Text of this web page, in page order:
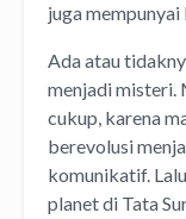
juga
Ada atau
menjadi misteri.
cukup, karena
berevolusi
komunikatif.
planet di Tata